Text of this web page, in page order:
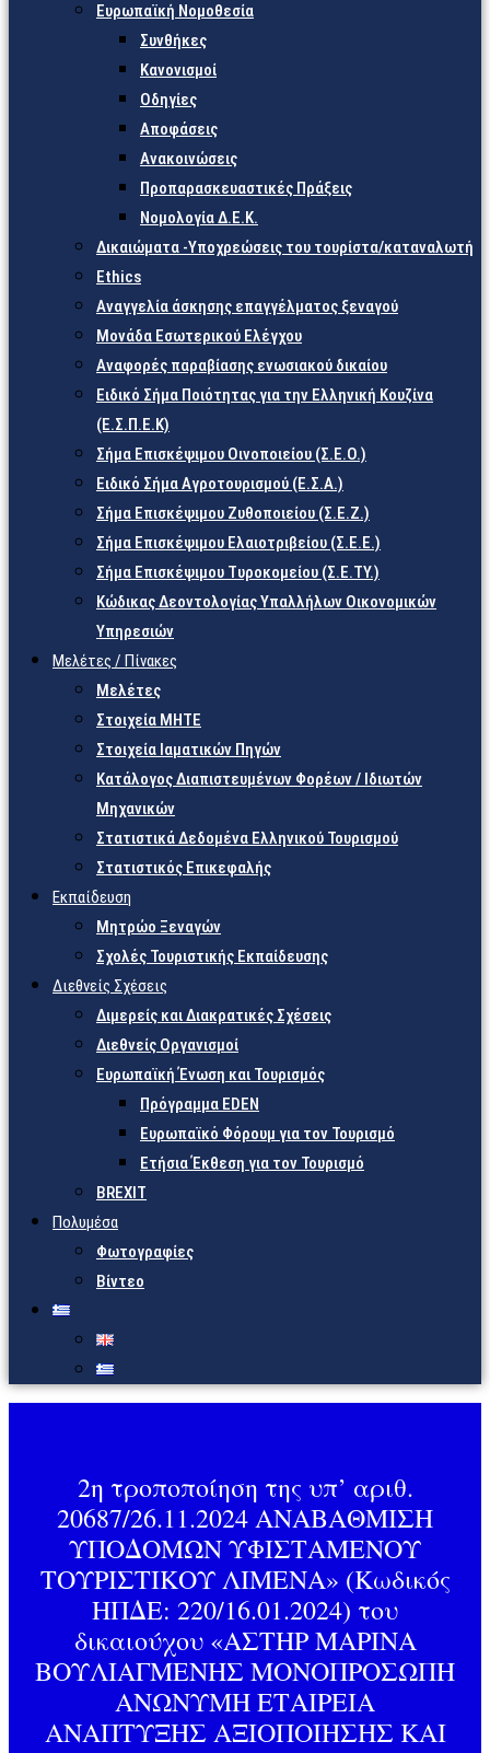
Ευρωπαϊκή Νομοθεσία
Συνθήκες
Κανονισμοί
Οδηγίες
Αποφάσεις
Ανακοινώσεις
Προπαρασκευαστικές Πράξεις
Νομολογία Δ.Ε.Κ.
Δικαιώματα -Υποχρεώσεις του τουρίστα/καταναλωτή
Ethics
Αναγγελία άσκησης επαγγέλματος ξεναγού
Μονάδα Εσωτερικού Ελέγχου
Αναφορές παραβίασης ενωσιακού δικαίου
Ειδικό Σήμα Ποιότητας για την Ελληνική Κουζίνα
(Ε.Σ.Π.Ε.Κ)
Σήμα Επισκέψιμου Οινοποιείου (Σ.Ε.Ο.)
Ειδικό Σήμα Αγροτουρισμού (Ε.Σ.Α.)
Σήμα Επισκέψιμου Ζυθοποιείου (Σ.Ε.Ζ.)
Σήμα Επισκέψιμου Ελαιοτριβείου (Σ.Ε.Ε.)
Σήμα Επισκέψιμου Τυροκομείου (Σ.Ε.TY.)
Κώδικας Δεοντολογίας Υπαλλήλων Οικονομικών
Υπηρεσιών
Μελέτες / Πίνακες
Μελέτες
Στοιχεία ΜΗΤΕ
Στοιχεία Ιαματικών Πηγών
Κατάλογος Διαπιστευμένων Φορέων / Ιδιωτών
Μηχανικών
Στατιστικά Δεδομένα Ελληνικού Τουρισμού
Στατιστικός Επικεφαλής
Εκπαίδευση
Μητρώο Ξεναγών
Σχολές Τουριστικής Εκπαίδευσης
Διεθνείς Σχέσεις
Διμερείς και Διακρατικές Σχέσεις
Διεθνείς Οργανισμοί
Ευρωπαϊκή Ένωση και Τουρισμός
Πρόγραμμα EDEN
Ευρωπαϊκό Φόρουμ για τον Τουρισμό
Ετήσια Έκθεση για τον Τουρισμό
BREXIT
Πολυμέσα
Φωτογραφίες
Βίντεο
2η τροποποίηση της υπ’ αριθ.
20687/26.11.2024 ΑΝΑΒΑΘΜΙΣΗ
ΥΠΟΔΟΜΩΝ ΥΦΙΣΤΑΜΕΝΟΥ
ΤΟΥΡΙΣΤΙΚΟΥ ΛΙΜΕΝΑ» (Κωδικός
ΗΠΔΕ: 220/16.01.2024) του
δικαιούχου «ΑΣΤΗΡ ΜΑΡΙΝΑ
ΒΟΥΛΙΑΓΜΕΝΗΣ ΜΟΝΟΠΡΟΣΩΠΗ
ΑΝΩΝΥΜΗ ΕΤΑΙΡΕΙΑ
ΑΝΑΠΤΥΞΗΣ ΑΞΙΟΠΟΙΗΣΗΣ ΚΑΙ